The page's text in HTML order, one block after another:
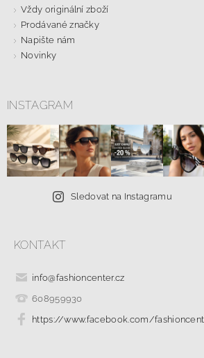
Vždy originální zboží
Prodávané značky
Napište nám
Novinky
INSTAGRAM
Sledovat na Instagramu
KONTAKT
info@fashioncenter.cz
608959930
https://www.facebook.com/